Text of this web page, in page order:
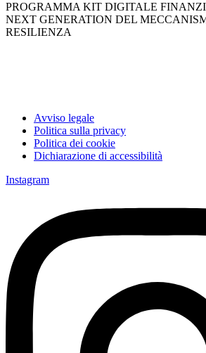
PROGRAMMA KIT DIGITALE
NEXT GENERATION DEL
RESILIENZA
Avviso legale
Politica sulla privacy
Politica dei cookie
Dichiarazione di accessibilità
Instagram